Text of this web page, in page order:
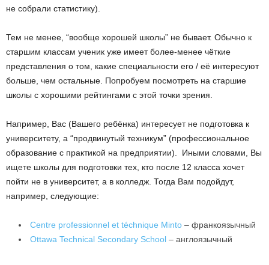
не собрали статистику).
Тем не менее, “вообще хорошей школы” не бывает. Обычно к
старшим классам ученик уже имеет более-менее чёткие
представления о том, какие специальности его / её интересуют
больше, чем остальные. Попробуем посмотреть на старшие
школы с хорошими рейтингами с этой точки зрения.
Например, Вас (Вашего ребёнка) интересует не подготовка к
университету, а “продвинутый техникум” (профессиональное
образование с практикой на предприятии). Иными словами, Вы
ищете школы для подготовки тех, кто после 12 класса хочет
пойти не в университет, а в колледж. Тогда Вам подойдут,
например, следующие:
Centre professionnel et téchnique Minto – франкоязычный
Ottawa Technical Secondary School – англоязычный